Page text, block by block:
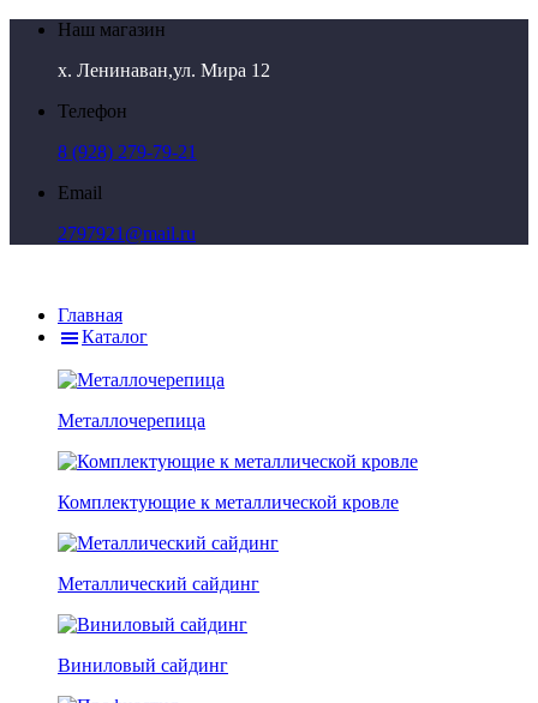
Наш магазин
х. Ленинаван,ул. Мира 12
Телефон
8 (928) 279-79-21
Email
2797921@mail.ru
Главная
Каталог
Металлочерепица
Комплектующие к металлической кровле
Металлический сайдинг
Виниловый сайдинг